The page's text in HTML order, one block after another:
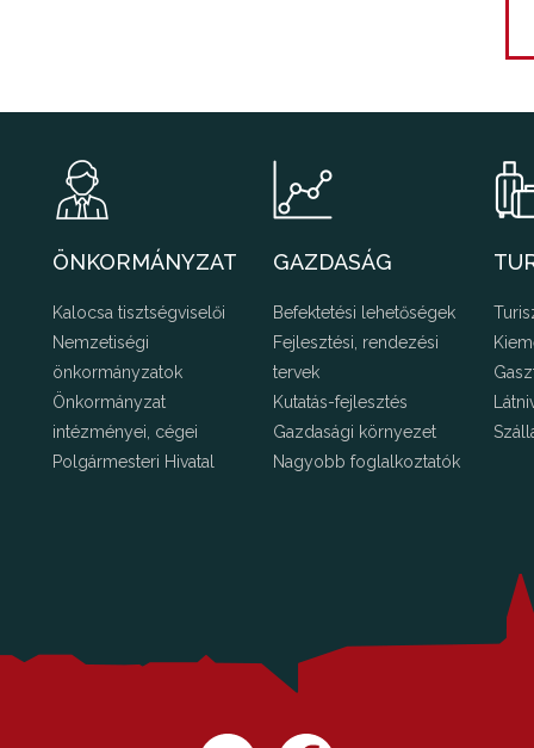
ÖNKORMÁNYZAT
Kalocsa tisztségviselői
Nemzetiségi
önkormányzatok
Önkormányzat
intézményei, cégei
Polgármesteri Hivatal
GAZDASÁG
Befektetési lehetőségek
Fejlesztési, rendezési
tervek
Kutatás-fejlesztés
Gazdasági környezet
Nagyobb foglalkoztatók